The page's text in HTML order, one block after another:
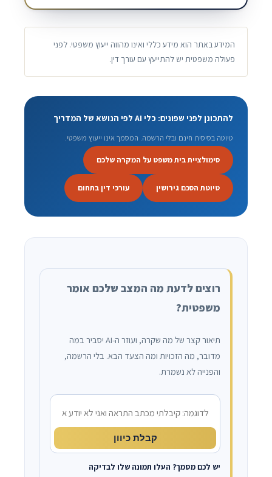
המידע באתר הוא מידע כללי ואינו מהווה ייעוץ משפטי. לפני
פעולה משפטית יש להתייעץ עם עורך דין.
להתכונן לפני שפונים: כלי AI לפי הנושא של המדריך
טיוטה בסיסית חינם ובלי הרשמה. המסמך אינו ייעוץ משפטי.
סימולציית בית משפט על המקרה שלכם
טיוטת הסכם גירושין עורכי דין בתחום
רוצים לדעת מה המצב שלכם אומר
משפטית?
תיאור קצר של מה שקרה, ועוזר ה-AI יסביר במה
מדובר, מה הזכויות ומה הצעד הבא. בלי הרשמה,
והפנייה לא נשמרת.
מה קרה?
קבלת כיוון
יש לכם מסמך? העלו תמונה שלו לבדיקה